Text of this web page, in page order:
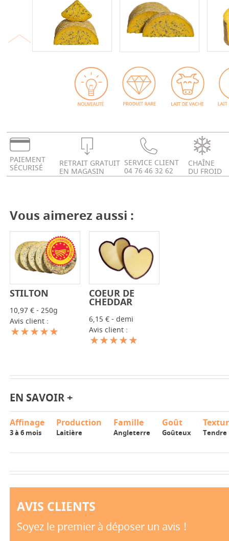
PAIEMENT
SÉCURISÉ RETRAIT GRATUIT
EN MAGASIN
SERVICE CLIENT
04 76 46 32 62
CHAÎNE
DU FROID
Vous aimerez aussi :
-
STILTON
10,97 € - 250g
Avis client :
-
COEUR DE
CHEDDAR
6,15 € - demi
Avis client :
EN SAVOIR +
Affinage
3 à 6 mois
Production
Laitière
Famille
Angleterre
Goût
Goûteux Tendre
AVIS CLIENTS
Soyez le premier à déposer un avis !